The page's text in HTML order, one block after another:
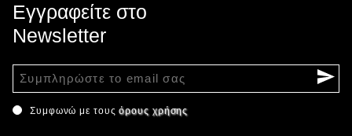
Εγγραφείτε στο
Newsletter
Συμφωνώ με τουςόρους χρήσης